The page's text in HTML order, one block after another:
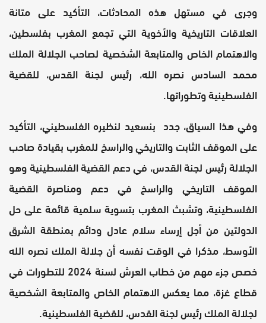
وجرى في مستهل هذه المحادثات، التأكيد على متانة
العلاقات التاريخية والأخوية التي تجمع المغرب بفلسطين،
والاهتمام الخاص والمتابعة الشخصية لصاحب الجلالة الملك
محمد السادس نصره الله، رئيس لجنة القدس، للقضية
الفلسطينية وتطوراتها.
وفي هذا السياق، جدد بنسعيد لنظيره الفلسطيني، التأكيد
على الموقف الثابت والتاريخي والراسخ للمغرب بقيادة صاحب
الجلالة رئيس لجنة القدس، في دعم القضية الفلسطينية وهو
الموقف التاريخي والراسخ في دعم ومناصرة القضية
الفلسطينية، وتشبث المغرب بتسوية سلمية قائمة على حل
الدولتين من أجل إرساء سلام عادل ودائم بمنطقة الشرق
الأوسط، مذكرا في الوقت نفسه أن جلالة الملك نصره الله
خصص جزء مهم من خطاب العرش لسنة 2024 للتطورات في
قطاع غزة، مما يعكس الاهتمام الخاص والمتابعة الشخصية
لجلالة الملك رئيس لجنة القدس، للقضية الفلسطينية.